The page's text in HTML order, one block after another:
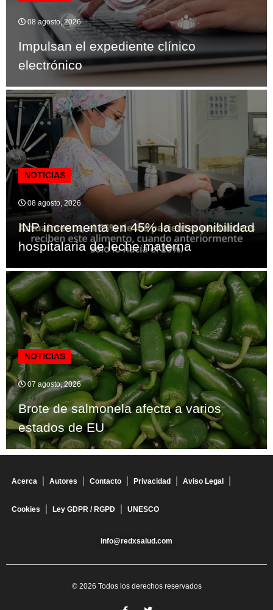
08 agosto, 2026
Impulsan el expediente clínico
electrónico
NOTICIAS
08 agosto, 2026
INP incrementa en 45% la disponibilidad
hospitalaria de leche materna
NOTICIAS
07 agosto, 2026
Brote de salmonela afecta a varios
estados de EU
Acerca Autores Contacto Privacidad Aviso Legal
Cookies Ley GDPR / RGPD UNESCO
info@redxsalud.com
© 2026 Todos los derechos reservados